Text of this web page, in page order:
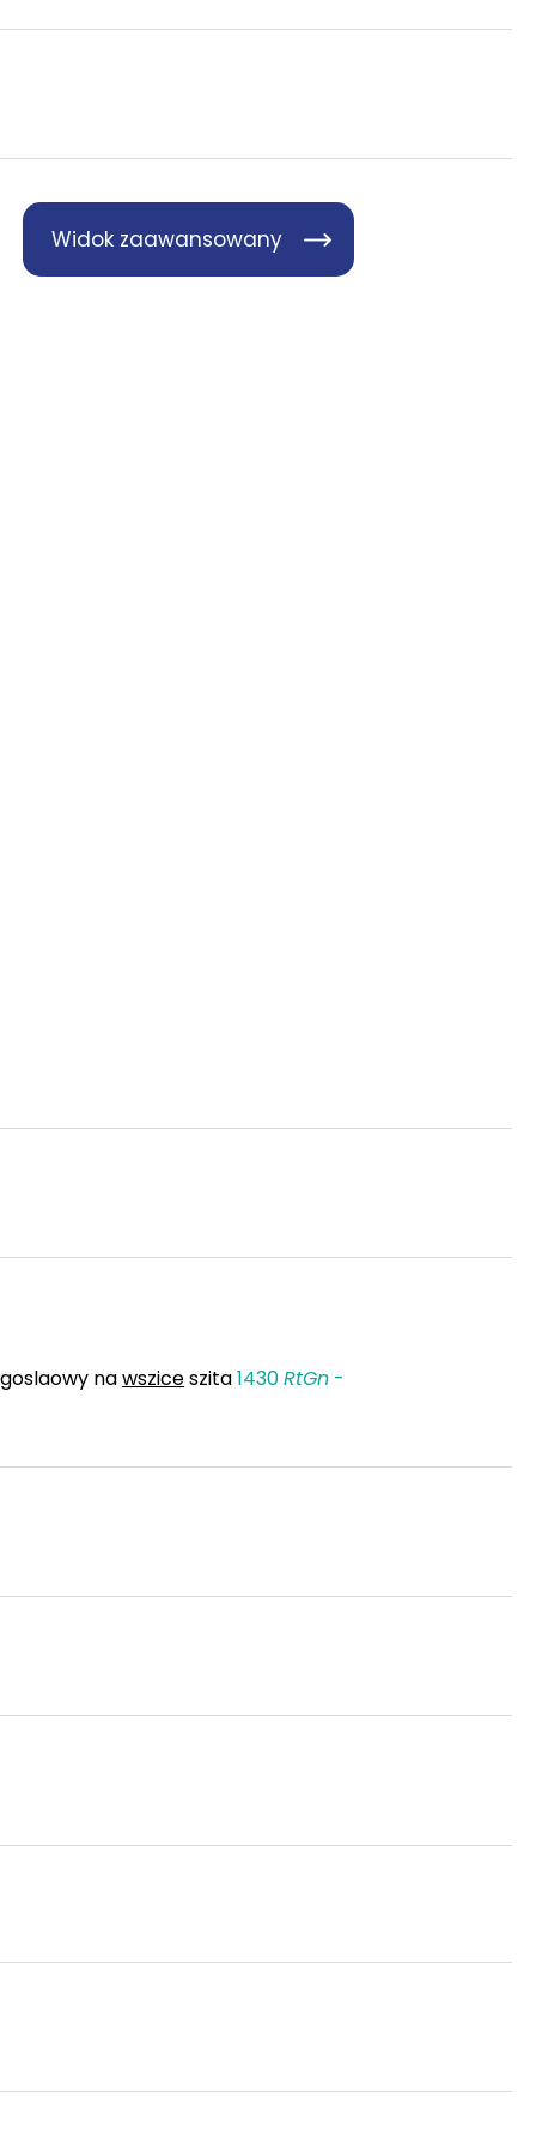
Widok zaawansowany
nawsziceszita1430RtGn -